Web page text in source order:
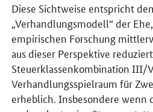
Diese Sichtweise entspricht
„Verhandlungsmodell“ der
empirischen Forschung
aus dieser Perspektive
Steuerklassenkombination III/
Verhandlungsspielraum für
erheblich. Insbesondere wenn